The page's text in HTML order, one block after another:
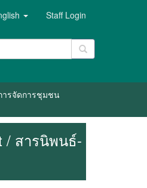
Staff Login
ารจัดการชุมชน
/ สารนิพนธ์-